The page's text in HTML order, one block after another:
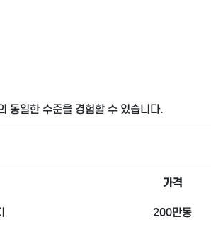
동일한 수준을 경험할 수 있습니다.
가격
200만동